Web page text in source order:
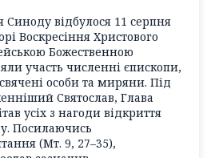
Синоду відбулося 11 серпня
Воскресіння Христового
Божественною
участь численні єпископи,
особи та миряни. Під
Святослав, Глава
усіх з нагоди відкриття
Посилаючись
(Мт. 9, 27–35),